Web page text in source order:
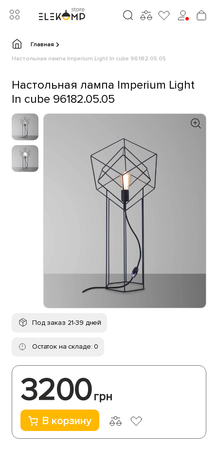
Главная
Настольная лампа Imperium Light In cube 96182.05.05
Настольная лампа Imperium Light
In cube 96182.05.05
Под заказ 21-39 дней
Остаток на складе: 0
3200грн
В корзину